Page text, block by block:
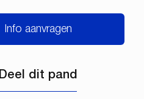
Info aanvragen
Deel dit pand